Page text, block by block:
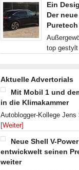
Ein
Der
top
Aktuelle Advertorials
Mit Mobil 1 und
in die Klimakammer
Autoblogger-Kollege
[Weiter]
Neue Shell V-
entwickwelt seinen
weiter